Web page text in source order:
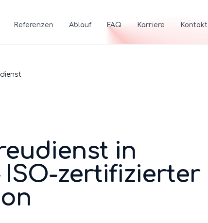
Referenzen Ablauf FAQ Karriere Kontakt
in
ISO-zertifizierter